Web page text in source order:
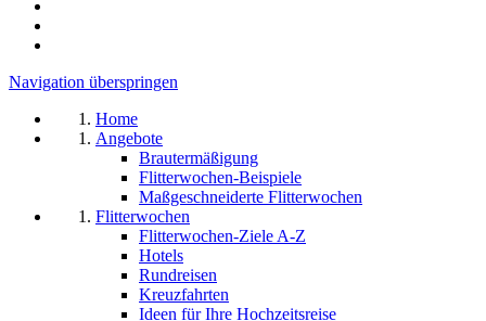
Navigation überspringen
Home
Angebote
Brautermäßigung
Flitterwochen-Beispiele
Maßgeschneiderte Flitterwochen
Flitterwochen
Flitterwochen-Ziele A-Z
Hotels
Rundreisen
Kreuzfahrten
Ideen für Ihre Hochzeitsreise